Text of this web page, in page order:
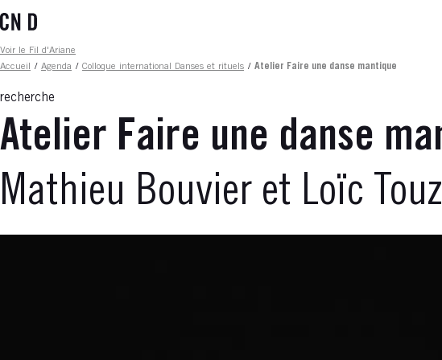
au
principal
Fil d'ariane
Voir le Fil d'Ariane
Accueil
/ Agenda / Colloque international Danses et rituels / Atelier Faire une danse mantique
recherche
Atelier Faire une danse
Mathieu Bouvier et Loïc